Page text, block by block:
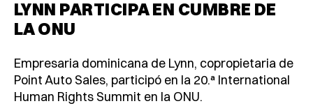
LYNN PARTICIPA EN CUMBRE DE
LA ONU
Empresaria dominicana de Lynn, copropietaria de
Point Auto Sales, participó en la 20.ª International
Human Rights Summit en la ONU.